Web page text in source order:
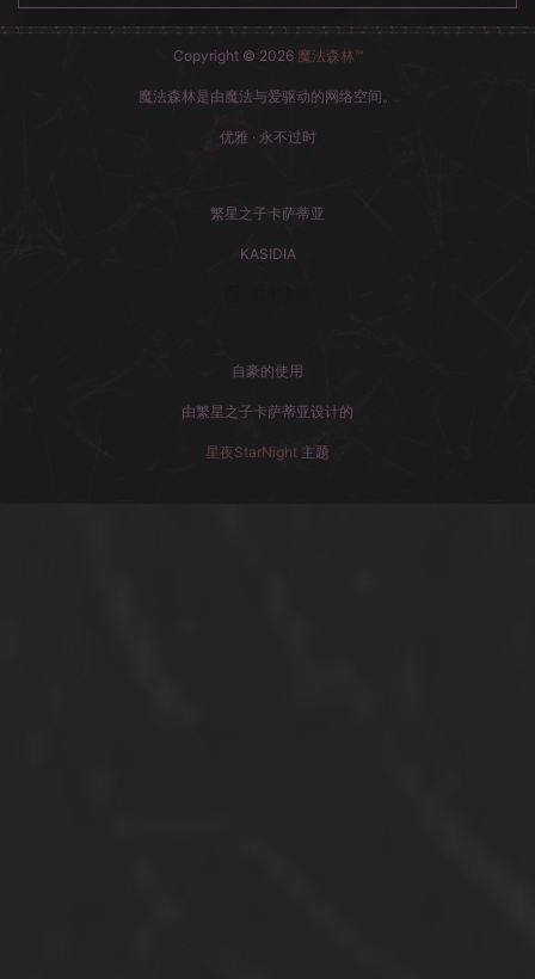
Copyright © 2026 魔法森林™
魔法森林是由魔法与爱驱动的网络空间。
优雅 · 永不过时
繁星之子卡萨蒂亚
KASIDIA
自豪的使用
由繁星之子卡萨蒂亚设计的
星夜StarNight 主题